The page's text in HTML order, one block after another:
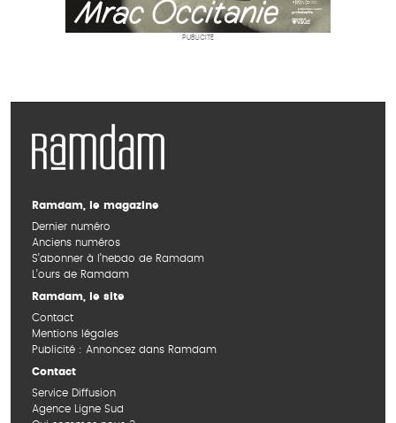
PUBLICITÉ
Ramdam, le magazine
Dernier numéro
Anciens numéros
S’abonner à l’hebdo de Ramdam
L’ours de Ramdam
Ramdam, le site
Contact
Mentions légales
Publicité : Annoncez dans Ramdam
Contact
Service Diffusion
Agence Ligne Sud